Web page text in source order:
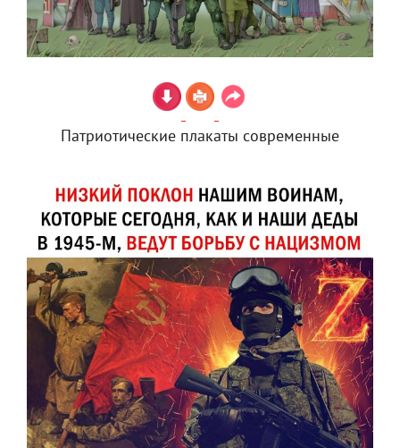
Патриотические плакаты современные